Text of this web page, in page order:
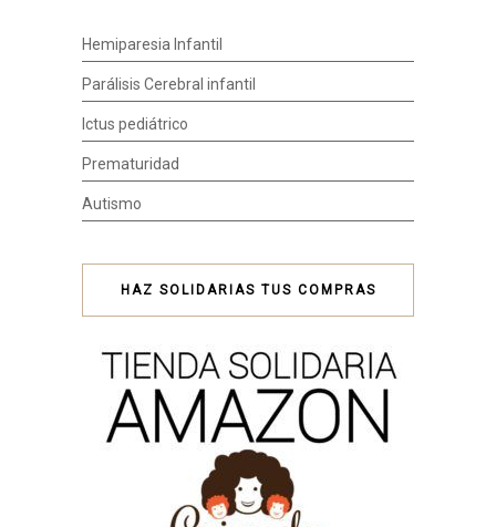
Hemiparesia Infantil
Parálisis Cerebral infantil
Ictus pediátrico
Prematuridad
Autismo
HAZ SOLIDARIAS TUS COMPRAS